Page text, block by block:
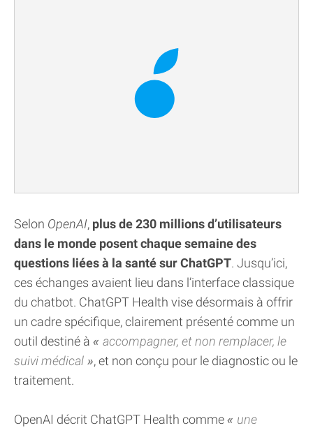
Selon OpenAI, plus de 230 millions d’utilisateurs
dans le monde posent chaque semaine des
questions liées à la santé sur ChatGPT. Jusqu’ici,
ces échanges avaient lieu dans l’interface classique
du chatbot. ChatGPT Health vise désormais à offrir
un cadre spécifique, clairement présenté comme un
outil destiné à
accompagner, et non remplacer, le
suivi médical
, et non conçu pour le diagnostic ou le
traitement.
OpenAI décrit ChatGPT Health comme
une